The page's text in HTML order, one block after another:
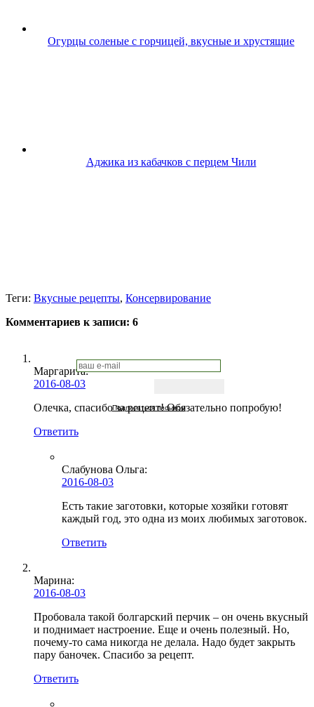
Огурцы соленые с горчицей, вкусные и хрустящие
Аджика из кабачков с перцем Чили
Подписаться письмом
Теги: Вкусные рецепты, Консервирование
Комментариев к записи: 6
Маргарита:
2016-08-03
Олечка, спасибо за рецепт! Обязательно попробую!
Ответить
Слабунова Ольга:
2016-08-03
Есть такие заготовки, которые хозяйки готовят
каждый год, это одна из моих любимых заготовок.
Ответить
Марина:
2016-08-03
Пробовала такой болгарский перчик – он очень вкусный
и поднимает настроение. Еще и очень полезный. Но,
почему-то сама никогда не делала. Надо будет закрыть
пару баночек. Спасибо за рецепт.
Ответить